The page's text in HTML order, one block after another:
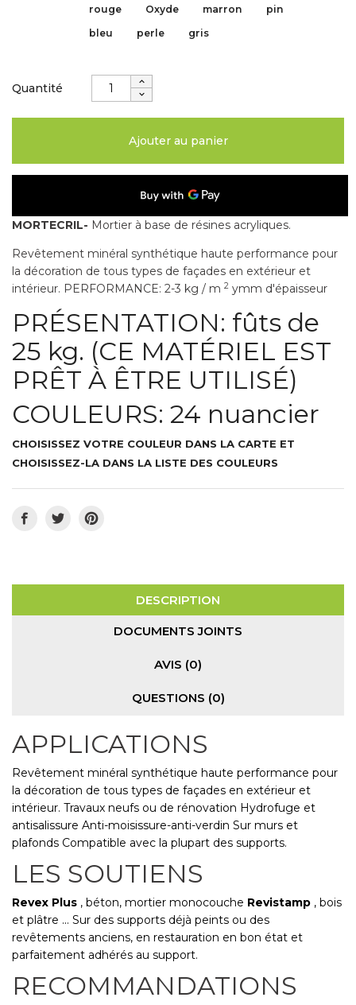
rouge
Oxyde marron
pin
bleu
perle gris
Quantité
Ajouter au panier
MORTECRIL- Mortier à base de résines acryliques.
Revêtement minéral synthétique haute performance pour
la décoration de tous types de façades en extérieur et
intérieur. PERFORMANCE: 2-3 kg / m 2 ymm d'épaisseur
PRÉSENTATION: fûts de
25 kg. (CE MATÉRIEL EST
PRÊT À ÊTRE UTILISÉ)
COULEURS: 24 nuancier
CHOISISSEZ VOTRE COULEUR DANS LA CARTE ET
CHOISISSEZ-LA DANS LA LISTE DES COULEURS
DESCRIPTION
DOCUMENTS JOINTS
AVIS (0)
QUESTIONS (0)
APPLICATIONS
Revêtement minéral synthétique haute performance pour
la décoration de tous types de façades en extérieur et
intérieur. Travaux neufs ou de rénovation Hydrofuge et
antisalissure Anti-moisissure-anti-verdin Sur murs et
plafonds Compatible avec la plupart des supports.
LES SOUTIENS
Revex Plus , béton, mortier monocouche Revistamp , bois
et plâtre ... Sur des supports déjà peints ou des
revêtements anciens, en restauration en bon état et
parfaitement adhérés au support.
RECOMMANDATIONS